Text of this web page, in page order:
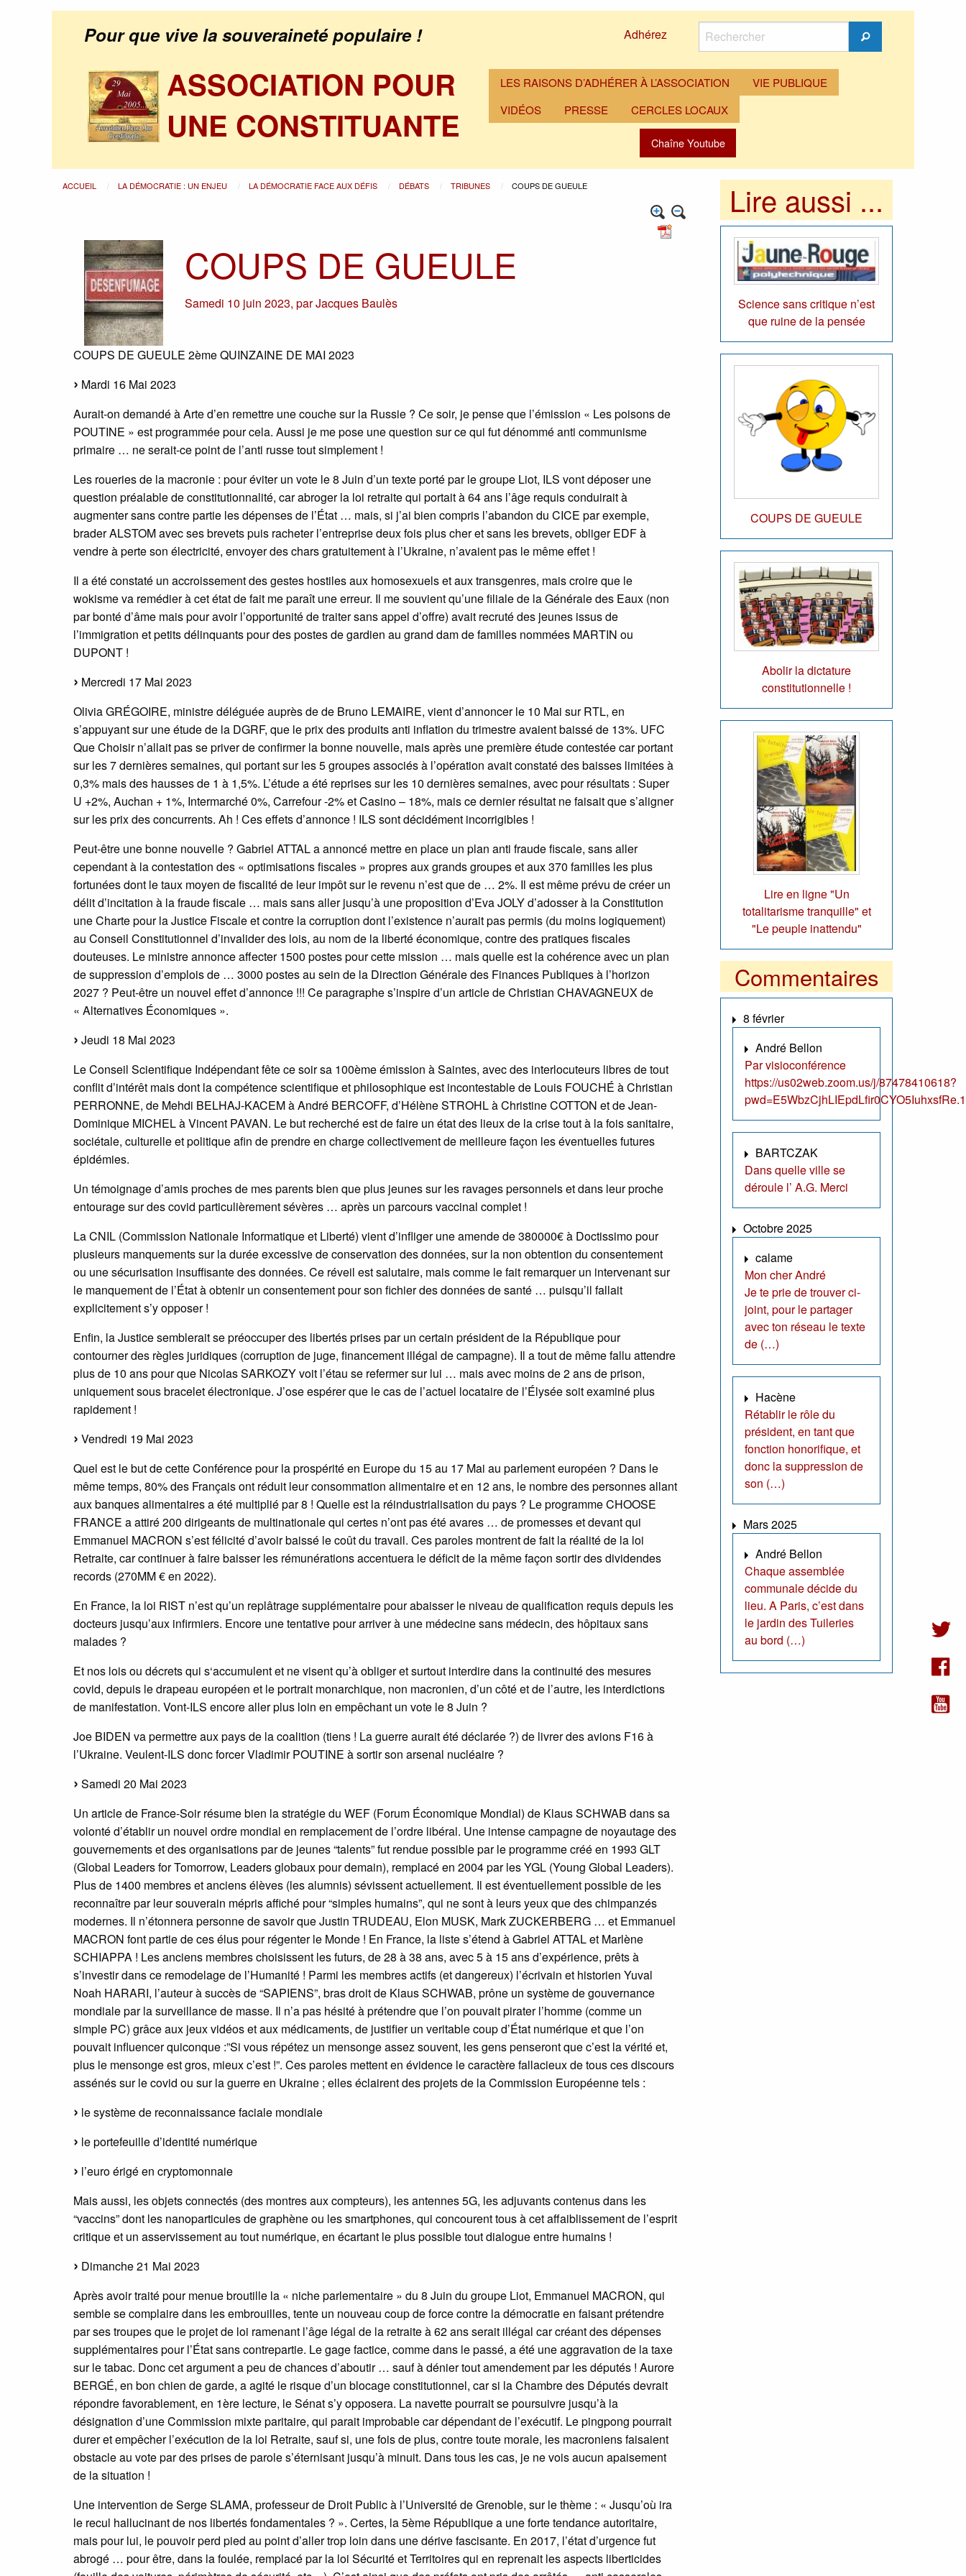
Pour que vive la souveraineté populaire ! Adhérez
Rechercher
Rechercher
ASSOCIATION POUR
UNE CONSTITUANTE
LES RAISONS D’ADHÉRER À L’ASSOCIATION
VIE PUBLIQUE
VIDÉOS
PRESSE CERCLES LOCAUX
Chaîne Youtube
ACCUEIL LA DÉMOCRATIE : UN ENJEU LA DÉMOCRATIE FACE AUX DÉFIS DÉBATS TRIBUNES COUPS DE GUEULE
COUPS DE GUEULE
Samedi 10 juin 2023,parJacques Baulès
COUPS DE GUEULE 2ème QUINZAINE DE MAI 2023
Mardi 16 Mai 2023
Aurait-on demandé à Arte d’en remettre une couche sur la Russie ? Ce soir, je pense que l’émission « Les poisons de
POUTINE » est programmée pour cela. Aussi je me pose une question sur ce qui fut dénommé anti communisme
primaire … ne serait-ce point de l’anti russe tout simplement !
Les roueries de la macronie : pour éviter un vote le 8 Juin d’un texte porté par le groupe Liot, ILS vont déposer une
question préalable de constitutionnalité, car abroger la loi retraite qui portait à 64 ans l’âge requis conduirait à
augmenter sans contre partie les dépenses de l’État … mais, si j’ai bien compris l’abandon du CICE par exemple,
brader ALSTOM avec ses brevets puis racheter l’entreprise deux fois plus cher et sans les brevets, obliger EDF à
vendre à perte son électricité, envoyer des chars gratuitement à l’Ukraine, n’avaient pas le même effet !
Il a été constaté un accroissement des gestes hostiles aux homosexuels et aux transgenres, mais croire que le
wokisme va remédier à cet état de fait me paraît une erreur. Il me souvient qu’une filiale de la Générale des Eaux (non
par bonté d’âme mais pour avoir l’opportunité de traiter sans appel d’offre) avait recruté des jeunes issus de
l’immigration et petits délinquants pour des postes de gardien au grand dam de familles nommées MARTIN ou
DUPONT !
Mercredi 17 Mai 2023
Olivia GRÉGOIRE, ministre déléguée auprès de de Bruno LEMAIRE, vient d’annoncer le 10 Mai sur RTL, en
s’appuyant sur une étude de la DGRF, que le prix des produits anti inflation du trimestre avaient baissé de 13%. UFC
Que Choisir n’allait pas se priver de confirmer la bonne nouvelle, mais après une première étude contestée car portant
sur les 7 dernières semaines, qui portant sur les 5 groupes associés à l’opération avait constaté des baisses limitées à
0,3% mais des hausses de 1 à 1,5%. L’étude a été reprises sur les 10 dernières semaines, avec pour résultats : Super
U +2%, Auchan + 1%, Intermarché 0%, Carrefour -2% et Casino – 18%, mais ce dernier résultat ne faisait que s’aligner
sur les prix des concurrents. Ah ! Ces effets d’annonce ! ILS sont décidément incorrigibles !
Peut-être une bonne nouvelle ? Gabriel ATTAL a annoncé mettre en place un plan anti fraude fiscale, sans aller
cependant à la contestation des « optimisations fiscales » propres aux grands groupes et aux 370 familles les plus
fortunées dont le taux moyen de fiscalité de leur impôt sur le revenu n’est que de … 2%. Il est même prévu de créer un
délit d’incitation à la fraude fiscale … mais sans aller jusqu’à une proposition d’Eva JOLY d’adosser à la Constitution
une Charte pour la Justice Fiscale et contre la corruption dont l’existence n’aurait pas permis (du moins logiquement)
au Conseil Constitutionnel d’invalider des lois, au nom de la liberté économique, contre des pratiques fiscales
douteuses. Le ministre annonce affecter 1500 postes pour cette mission … mais quelle est la cohérence avec un plan
de suppression d’emplois de … 3000 postes au sein de la Direction Générale des Finances Publiques à l’horizon
2027 ? Peut-être un nouvel effet d’annonce !!! Ce paragraphe s’inspire d’un article de Christian CHAVAGNEUX de
« Alternatives Économiques ».
Jeudi 18 Mai 2023
Le Conseil Scientifique Indépendant fête ce soir sa 100ème émission à Saintes, avec des interlocuteurs libres de tout
conflit d’intérêt mais dont la compétence scientifique et philosophique est incontestable de Louis FOUCHÉ à Christian
PERRONNE, de Mehdi BELHAJ-KACEM à André BERCOFF, d’Hélène STROHL à Christine COTTON et de Jean-
Dominique MICHEL à Vincent PAVAN. Le but recherché est de faire un état des lieux de la crise tout à la fois sanitaire,
sociétale, culturelle et politique afin de prendre en charge collectivement de meilleure façon les éventuelles futures
épidémies.
Un témoignage d’amis proches de mes parents bien que plus jeunes sur les ravages personnels et dans leur proche
entourage sur des covid particulièrement sévères … après un parcours vaccinal complet !
La CNIL (Commission Nationale Informatique et Liberté) vient d’infliger une amende de 380000€ à Doctissimo pour
plusieurs manquements sur la durée excessive de conservation des données, sur la non obtention du consentement
ou une sécurisation insuffisante des données. Ce réveil est salutaire, mais comme le fait remarquer un intervenant sur
le manquement de l’État à obtenir un consentement pour son fichier des données de santé … puisqu’il fallait
explicitement s’y opposer !
Enfin, la Justice semblerait se préoccuper des libertés prises par un certain président de la République pour
contourner des règles juridiques (corruption de juge, financement illégal de campagne). Il a tout de même fallu attendre
plus de 10 ans pour que Nicolas SARKOZY voit l’étau se refermer sur lui … mais avec moins de 2 ans de prison,
uniquement sous bracelet électronique. J’ose espérer que le cas de l’actuel locataire de l’Élysée soit examiné plus
rapidement !
Vendredi 19 Mai 2023
Quel est le but de cette Conférence pour la prospérité en Europe du 15 au 17 Mai au parlement européen ? Dans le
même temps, 80% des Français ont réduit leur consommation alimentaire et en 12 ans, le nombre des personnes allant
aux banques alimentaires a été multiplié par 8 ! Quelle est la réindustrialisation du pays ? Le programme CHOOSE
FRANCE a attiré 200 dirigeants de multinationale qui certes n’ont pas été avares … de promesses et devant qui
Emmanuel MACRON s’est félicité d’avoir baissé le coût du travail. Ces paroles montrent de fait la réalité de la loi
Retraite, car continuer à faire baisser les rémunérations accentuera le déficit de la même façon sortir des dividendes
records (270MM € en 2022).
En France, la loi RIST n’est qu’un replâtrage supplémentaire pour abaisser le niveau de qualification requis depuis les
docteurs jusqu’aux infirmiers. Encore une tentative pour arriver à une médecine sans médecin, des hôpitaux sans
malades ?
Et nos lois ou décrets qui s‘accumulent et ne visent qu’à obliger et surtout interdire dans la continuité des mesures
covid, depuis le drapeau européen et le portrait monarchique, non macronien, d’un côté et de l’autre, les interdictions
de manifestation. Vont-ILS encore aller plus loin en empêchant un vote le 8 Juin ?
Joe BIDEN va permettre aux pays de la coalition (tiens ! La guerre aurait été déclarée ?) de livrer des avions F16 à
l’Ukraine. Veulent-ILS donc forcer Vladimir POUTINE à sortir son arsenal nucléaire ?
Samedi 20 Mai 2023
Un article de France-Soir résume bien la stratégie du WEF (Forum Économique Mondial) de Klaus SCHWAB dans sa
volonté d’établir un nouvel ordre mondial en remplacement de l’ordre libéral. Une intense campagne de noyautage des
gouvernements et des organisations par de jeunes “talents” fut rendue possible par le programme créé en 1993 GLT
(Global Leaders for Tomorrow, Leaders globaux pour demain), remplacé en 2004 par les YGL (Young Global Leaders).
Plus de 1400 membres et anciens élèves (les alumnis) sévissent actuellement. Il est éventuellement possible de les
reconnaître par leur souverain mépris affiché pour “simples humains”, qui ne sont à leurs yeux que des chimpanzés
modernes. Il n’étonnera personne de savoir que Justin TRUDEAU, Elon MUSK, Mark ZUCKERBERG … et Emmanuel
MACRON font partie de ces élus pour régenter le Monde ! En France, la liste s’étend à Gabriel ATTAL et Marlène
SCHIAPPA ! Les anciens membres choisissent les futurs, de 28 à 38 ans, avec 5 à 15 ans d’expérience, prêts à
s’investir dans ce remodelage de l’Humanité ! Parmi les membres actifs (et dangereux) l’écrivain et historien Yuval
Noah HARARI, l’auteur à succès de “SAPIENS”, bras droit de Klaus SCHWAB, prône un système de gouvernance
mondiale par la surveillance de masse. Il n’a pas hésité à prétendre que l’on pouvait pirater l’homme (comme un
simple PC) grâce aux jeux vidéos et aux médicaments, de justifier un veritable coup d’État numérique et que l’on
pouvait influencer quiconque :”Si vous répétez un mensonge assez souvent, les gens penseront que c’est la vérité et,
plus le mensonge est gros, mieux c’est !”. Ces paroles mettent en évidence le caractère fallacieux de tous ces discours
assénés sur le covid ou sur la guerre en Ukraine ; elles éclairent des projets de la Commission Européenne tels :
le système de reconnaissance faciale mondiale
le portefeuille d’identité numérique
l’euro érigé en cryptomonnaie
Mais aussi, les objets connectés (des montres aux compteurs), les antennes 5G, les adjuvants contenus dans les
“vaccins” dont les nanoparticules de graphène ou les smartphones, qui concourent tous à cet affaiblissement de l’esprit
critique et un asservissement au tout numérique, en écartant le plus possible tout dialogue entre humains !
Dimanche 21 Mai 2023
Après avoir traité pour menue broutille la « niche parlementaire » du 8 Juin du groupe Liot, Emmanuel MACRON, qui
semble se complaire dans les embrouilles, tente un nouveau coup de force contre la démocratie en faisant prétendre
par ses troupes que le projet de loi ramenant l’âge légal de la retraite à 62 ans serait illégal car créant des dépenses
supplémentaires pour l’État sans contrepartie. Le gage factice, comme dans le passé, a été une aggravation de la taxe
sur le tabac. Donc cet argument a peu de chances d’aboutir … sauf à dénier tout amendement par les députés ! Aurore
BERGÉ, en bon chien de garde, a agité le risque d’un blocage constitutionnel, car si la Chambre des Députés devrait
répondre favorablement, en 1ère lecture, le Sénat s’y opposera. La navette pourrait se poursuivre jusqu’à la
désignation d’une Commission mixte paritaire, qui parait improbable car dépendant de l’exécutif. Le pingpong pourrait
durer et empêcher l’exécution de la loi Retraite, sauf si, une fois de plus, contre toute morale, les macroniens faisaient
obstacle au vote par des prises de parole s’éternisant jusqu’à minuit. Dans tous les cas, je ne vois aucun apaisement
de la situation !
Une intervention de Serge SLAMA, professeur de Droit Public à l’Université de Grenoble, sur le thème : « Jusqu’où ira
le recul hallucinant de nos libertés fondamentales ? ». Certes, la 5ème République a une forte tendance autoritaire,
mais pour lui, le pouvoir perd pied au point d’aller trop loin dans une dérive fascisante. En 2017, l’état d’urgence fut
abrogé … pour être, dans la foulée, remplacé par la loi Sécurité et Territoires qui en reprenait les aspects liberticides
Lire aussi ...
Science sans critique n’est
que ruine de la pensée
COUPS DE GUEULE
Abolir la dictature
constitutionnelle !
Lire en ligne "Un
totalitarisme tranquille" et
"Le peuple inattendu"
Commentaires
8 février
André Bellon
Par visioconférence
https://us02web.zoom.us/j/87478410618?
BARTCZAK
Dans quelle ville se
déroule l’ A.G. Merci
Octobre 2025
calame
Mon cher André
Je te prie de trouver ci-
joint, pour le partager
avec ton réseau le texte
de (…)
Hacène
Rétablir le rôle du
président, en tant que
fonction honorifique, et
donc la suppression de
son (…)
Mars 2025
André Bellon
Chaque assemblée
communale décide du
lieu. A Paris, c’est dans
le jardin des Tuileries
au bord (…)